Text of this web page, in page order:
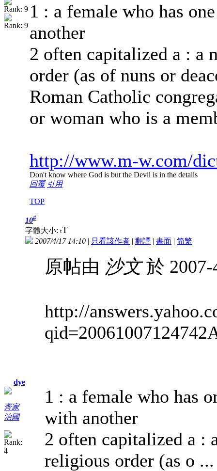
1 : a female who has
another
2 often capitalized a : a
order (as of nuns or
Roman Catholic
or woman who is a
http://www.m-w.com/
Don't know where God is but the Devil is in the details
回覆 引用
TOP
dye
齊家
治國
10#
字體大小: tT
2007/4/17 14:10 | 只看該作者 | 翻譯 | 書面 | 简繁
原帖由 沙文於 2007-
http://
1 : a female who has
with another
2 often capitalized a :
religious order (as o ...